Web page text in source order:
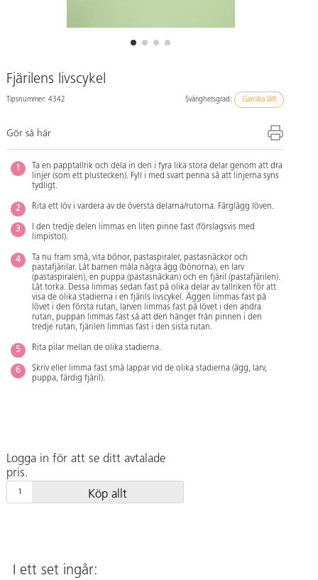
Fjärilens livscykel
Tipsnummer: 4342 Svårighetsgrad: Ganska lätt
Gör så här
Ta en papptallrik och dela in den i fyra lika stora delar genom att dra
linjer (som ett plustecken). Fyll i med svart penna så att linjerna syns
tydligt.
Rita ett löv i vardera av de översta delarna/rutorna. Färglägg löven.
I den tredje delen limmas en liten pinne fast (förslagsvis med
limpistol).
Ta nu fram små, vita bönor, pastaspiraler, pastasnäckor och
pastafjärilar. Låt barnen måla några ägg (bönorna), en larv
(pastaspiralen), en puppa (pastasnäckan) och en fjäril (pastafjärilen).
Låt torka. Dessa limmas sedan fast på olika delar av tallriken för att
visa de olika stadierna i en fjärils livscykel. Äggen limmas fast på
lövet i den första rutan, larven limmas fast på lövet i den andra
rutan, puppan limmas fast så att den hänger från pinnen i den
tredje rutan, fjärilen limmas fast i den sista rutan.
Rita pilar mellan de olika stadierna.
Skriv eller limma fast små lappar vid de olika stadierna (ägg, larv,
puppa, färdig fjäril).
Logga in för att se ditt avtalade
pris.
Köp allt
I ett set ingår: